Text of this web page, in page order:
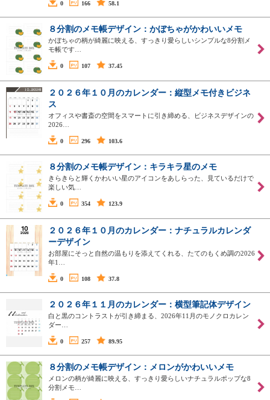
0 166 58.1
８分割のメモ帳デザイン：かぼちゃがかわいいメモ
かぼちゃの柄が綺麗に映える、すっきり愛らしいシンプルな8分割メ
モ帳です…
0 107 37.45
２０２６年１０月のカレンダー：縦型メモ付きビジネ
ス
オフィスや書斎の空間をスマートに引き締める、ビジネスデザインの
2026…
0 296 103.6
８分割のメモ帳デザイン：キラキラ星のメモ
きらきらと輝くかわいい星のアイコンをあしらった、見ているだけで
楽しい気…
0 354 123.9
２０２６年１０月のカレンダー：ナチュラルカレンダ
ーデザイン
お部屋にそっと自然の温もりを添えてくれる、たてのもくめ調の2026
年1…
0 108 37.8
２０２６年１１月のカレンダー：横型筆記体デザイン
白と黒のコントラストが引き締まる、2026年11月のモノクロカレン
ダー…
0 257 89.95
８分割のメモ帳デザイン：メロンがかわいいメモ
メロンの柄が綺麗に映える、すっきり愛らしいナチュラルポップな8
分割メモ…